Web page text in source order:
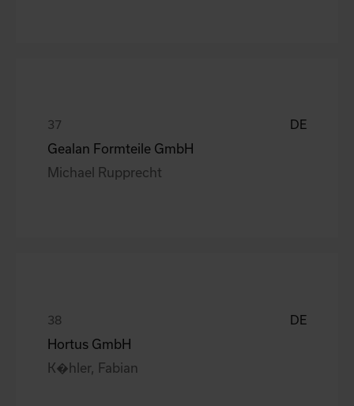
DE
Gealan Formteile GmbH
Michael Rupprecht
DE
Hortus GmbH
K�hler, Fabian